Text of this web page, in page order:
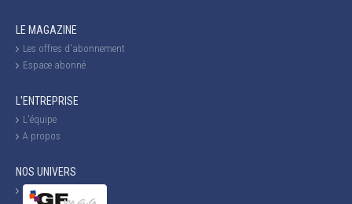
LE MAGAZINE
Les offres d'abonnement
Espace abonné
L'ENTREPRISE
L'équipe
A propos
NOS UNIVERS